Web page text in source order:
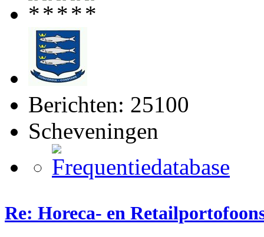
Berichten: 25100
Scheveningen
Re: Horeca- en